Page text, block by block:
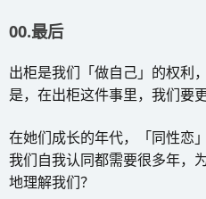
00.最后
出柜是我们「做自己」的权利
是，在出柜这件事里，我们要
在她们成长的年代，「同性恋
我们自我认同都需要很多年，
地理解我们？